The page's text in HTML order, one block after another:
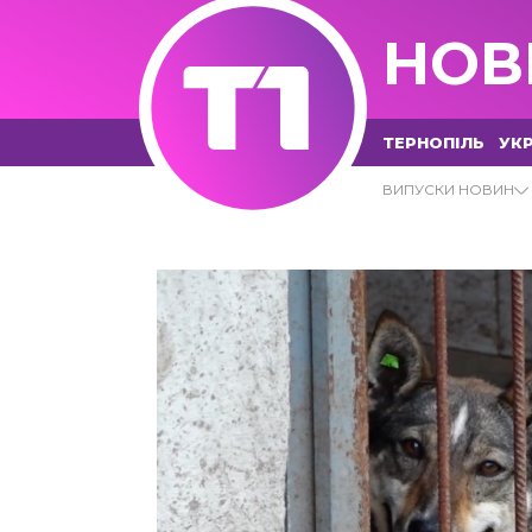
ТЕРНОПІЛЬ
ВИПУСКИ НОВИН
ПРИЛАШТУВАННЯ АРХІВИ -